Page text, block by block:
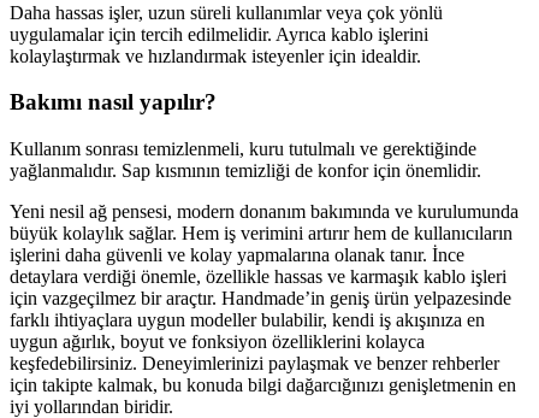
Daha hassas işler, uzun süreli kullanımlar veya çok yönlü
uygulamalar için tercih edilmelidir. Ayrıca kablo işlerini
kolaylaştırmak ve hızlandırmak isteyenler için idealdir.
Bakımı nasıl yapılır?
Kullanım sonrası temizlenmeli, kuru tutulmalı ve gerektiğinde
yağlanmalıdır. Sap kısmının temizliği de konfor için önemlidir.
Yeni nesil ağ pensesi, modern donanım bakımında ve kurulumunda
büyük kolaylık sağlar. Hem iş verimini artırır hem de kullanıcıların
işlerini daha güvenli ve kolay yapmalarına olanak tanır. İnce
detaylara verdiği önemle, özellikle hassas ve karmaşık kablo işleri
için vazgeçilmez bir araçtır. Handmade’in geniş ürün yelpazesinde
farklı ihtiyaçlara uygun modeller bulabilir, kendi iş akışınıza en
uygun ağırlık, boyut ve fonksiyon özelliklerini kolayca
keşfedebilirsiniz. Deneyimlerinizi paylaşmak ve benzer rehberler
için takipte kalmak, bu konuda bilgi dağarcığınızı genişletmenin en
iyi yollarından biridir.